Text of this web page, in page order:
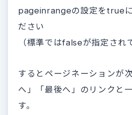
pageinrangeの設定をtrue
ださい
（標準ではfalseが指定され
するとページネーションが
へ」「最後へ」のリンクと
す。